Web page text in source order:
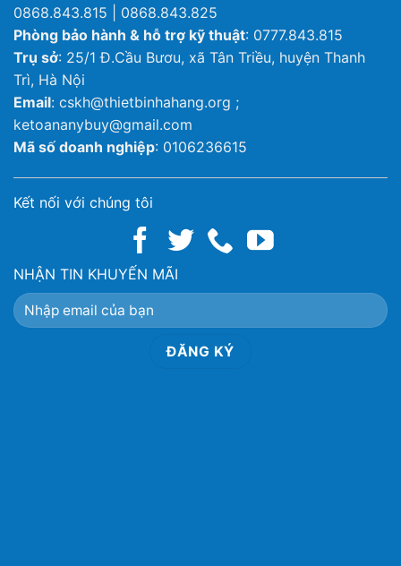
0868.843.815 | 0868.843.825
Phòng bảo hành & hỗ trợ kỹ thuật: 0777.843.815
Trụ sở: 25/1 Đ.Cầu Bươu, xã Tân Triều, huyện Thanh
Trì, Hà Nội
Email: cskh@thietbinhahang.org ;
ketoananybuy@gmail.com
Mã số doanh nghiệp: 0106236615
Kết nối với chúng tôi
NHẬN TIN KHUYẾN MÃI